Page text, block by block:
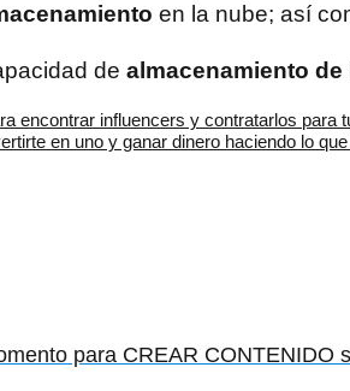
en la nube; así
de almacenamiento de
encontrar influencers y contratarlos para
en uno y ganar dinero haciendo lo
para CREAR CONTENIDO